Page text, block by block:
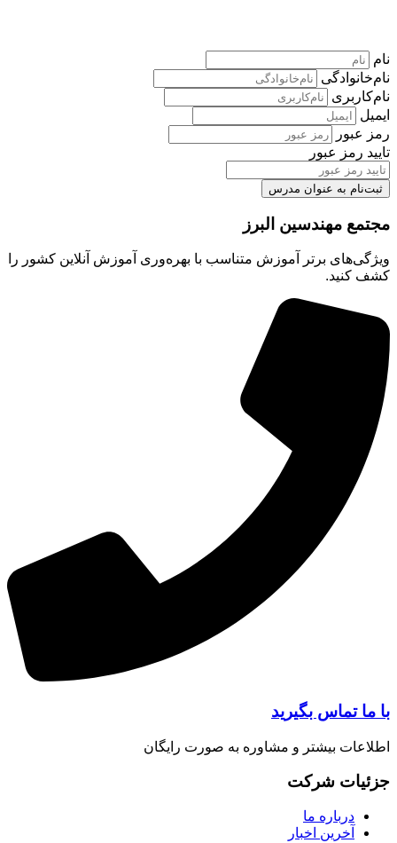
عبور
رمز عبور
به عنوان مدرس
مهندسین البرز
برتر آموزش متناسب با بهره‌وری آموزش آنلاین کشور را
کنید.
تماس بگیرید
بیشتر و مشاوره به صورت رایگان
شرکت
درباره ما
آخرین اخبار